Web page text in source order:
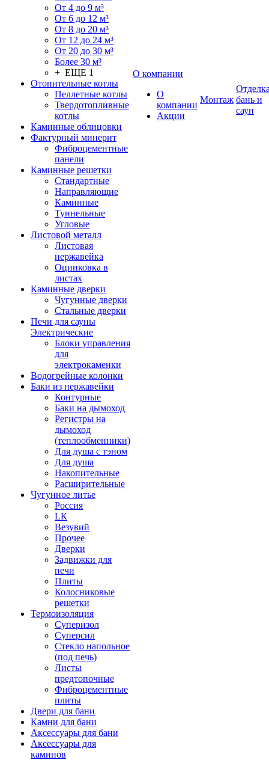
От 4 до 9 м³
От 6 до 12 м³
От 8 до 20 м³
От 12 до 24 м³
От 20 до 30 м³
Более 30 м³
+ ЕЩЕ 1
Отопительные котлы
Пеллетные котлы
Твердотопливные
котлы
Каминные облицовки
Фактурный минерит
Фиброцементные
панели
Каминные решетки
Стандартные
Направляющие
Каминные
Туннельные
Угловые
Листовой металл
Листовая
нержавейка
Оцинковка в
листах
Каминные дверки
Чугунные дверки
Стальные дверки
Печи для сауны
Электрические
Блоки управления
для
электрокаменки
Водогрейные колонки
Баки из нержавейки
Контурные
Баки на дымоход
Регистры на
дымоход
(теплообменники)
Для душа с тэном
Для душа
Накопительные
Расширительные
Чугунное литье
Россия
LК
Везувий
Прочее
Дверки
Задвижки для
печи
Плиты
Колосниковые
решетки
Термоизоляция
Суперизол
Суперсил
Стекло напольное
(под печь)
Листы
предтопочные
Фиброцементные
плиты
Двери для бани
Камни для бани
Аксессуары для бани
Аксессуары для
каминов
О компании
О
компании
Акции
Монтаж бань и
саун